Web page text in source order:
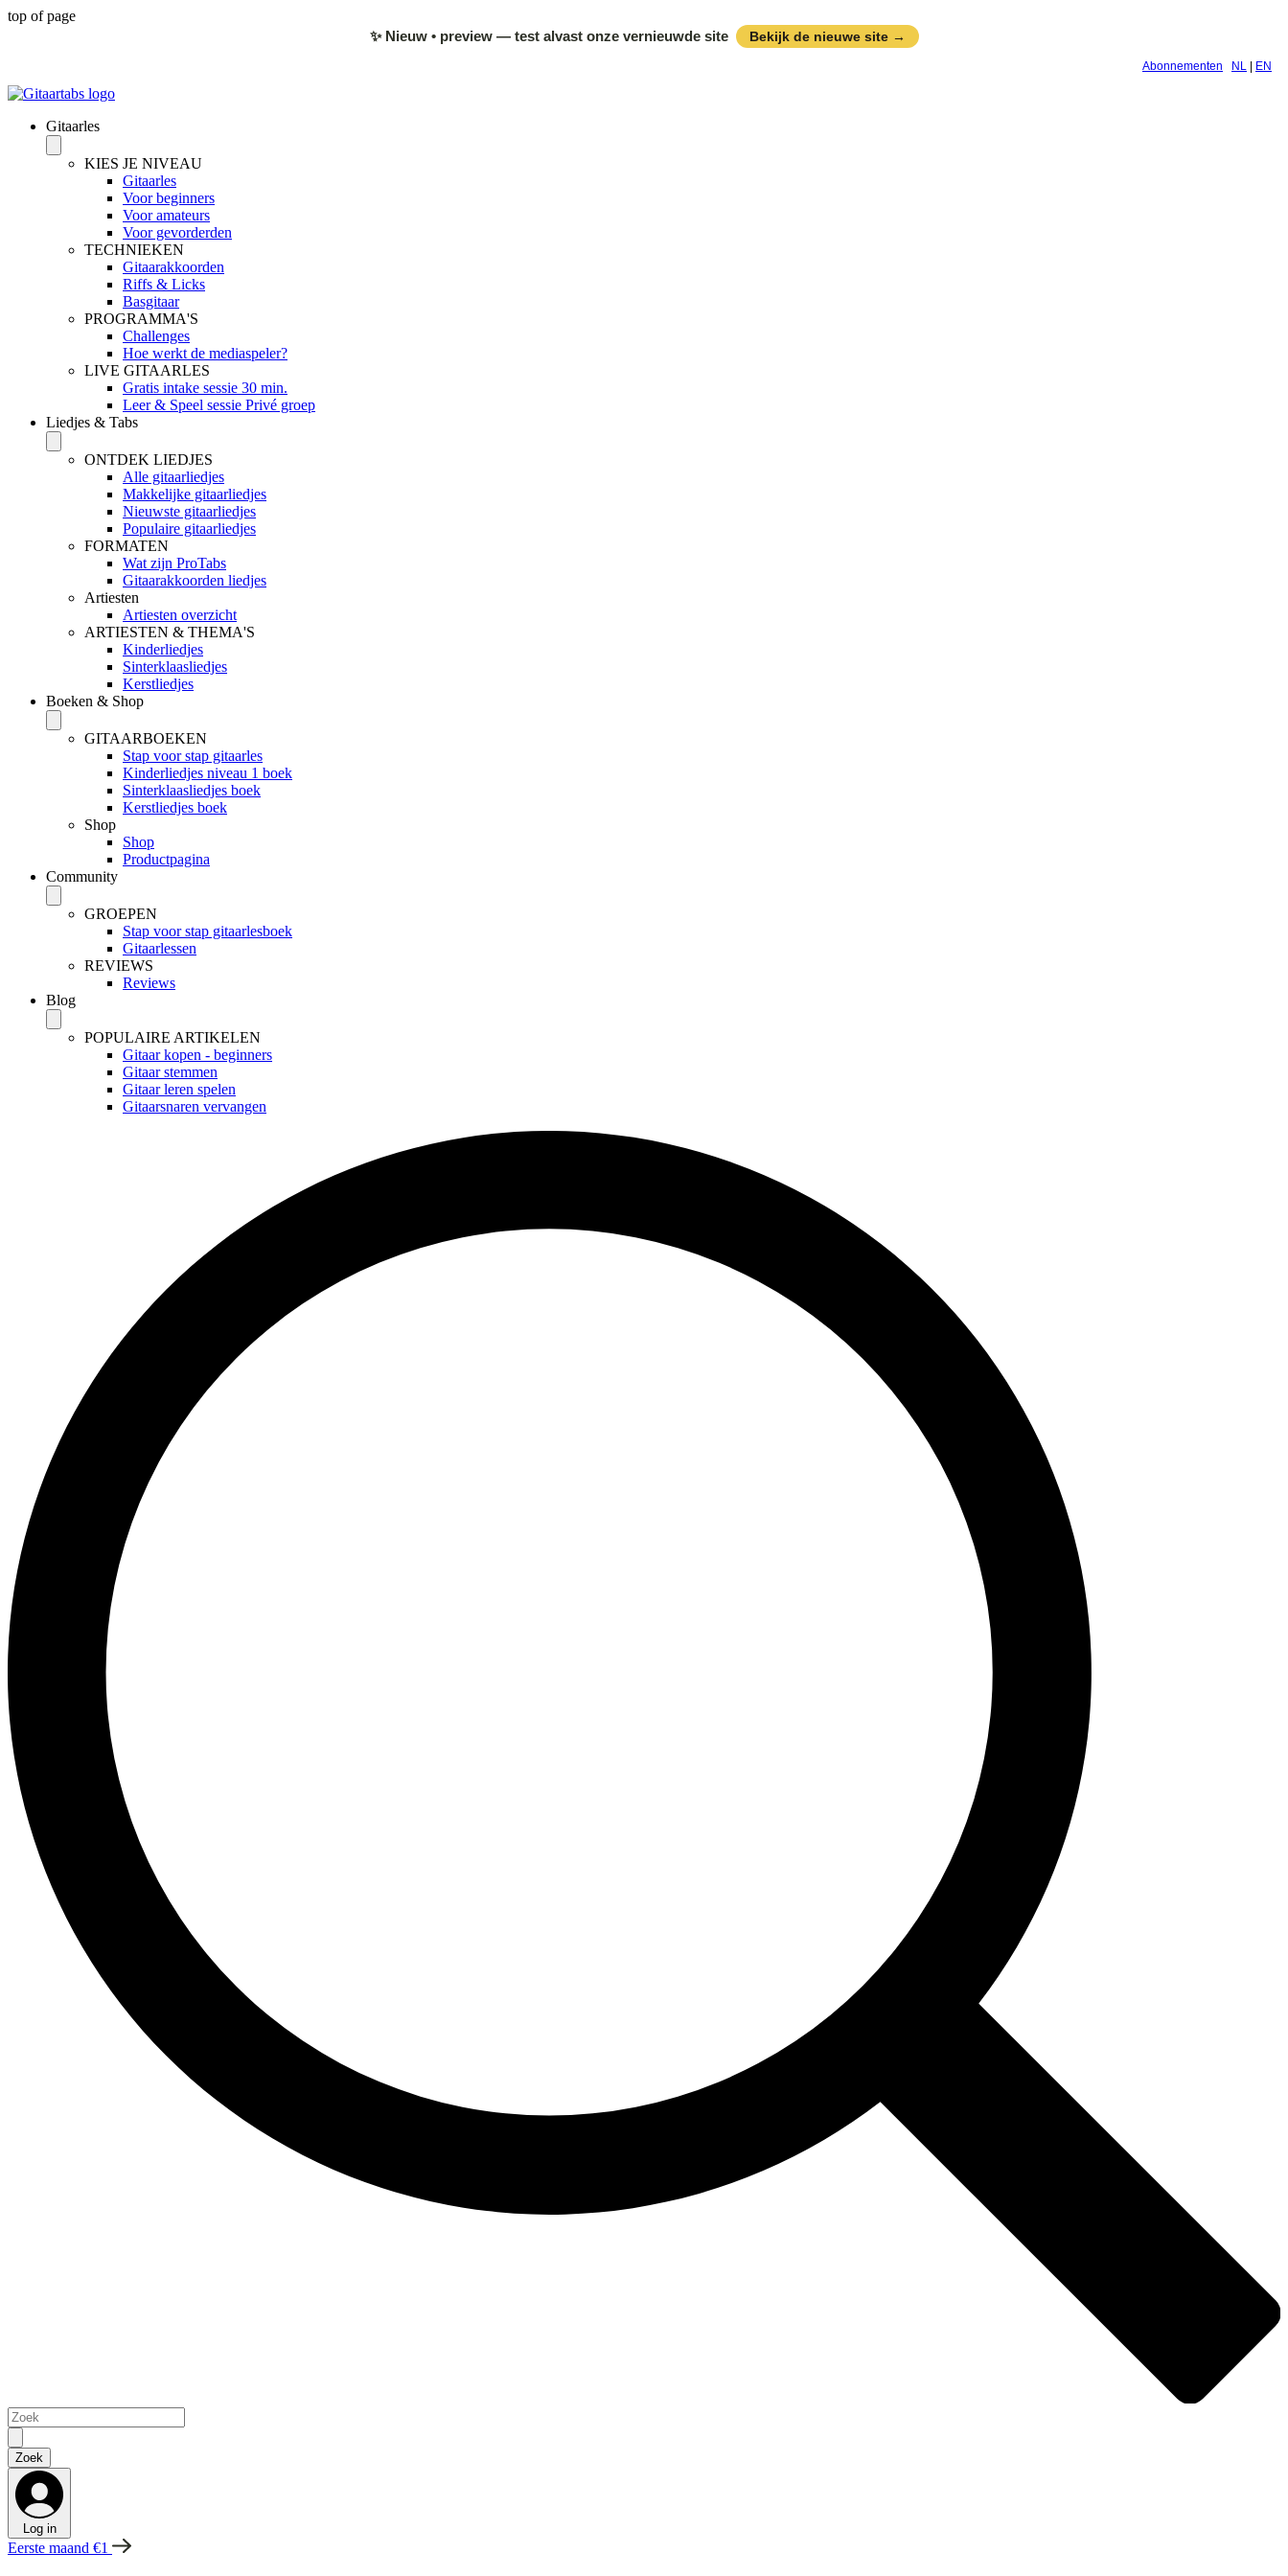
top of page
✨ Nieuw • preview — test alvast onze vernieuwde site
Bekijk de nieuwe site →
Abonnementen NL EN
Gitaarles
KIES JE NIVEAU
Gitaarles
Voor beginners
Voor amateurs
Voor gevorderden
TECHNIEKEN
Gitaarakkoorden
Riffs & Licks
Basgitaar
PROGRAMMA'S
Challenges
Hoe werkt de mediaspeler?
LIVE GITAARLES
Gratis intake sessie 30 min.
Leer & Speel sessie Privé groep
Liedjes & Tabs
ONTDEK LIEDJES
Alle gitaarliedjes
Makkelijke gitaarliedjes
Nieuwste gitaarliedjes
Populaire gitaarliedjes
FORMATEN
Wat zijn ProTabs
Gitaarakkoorden liedjes
Artiesten
Artiesten overzicht
ARTIESTEN & THEMA'S
Kinderliedjes
Sinterklaasliedjes
Kerstliedjes
Boeken & Shop
GITAARBOEKEN
Stap voor stap gitaarles
Kinderliedjes niveau 1 boek
Sinterklaasliedjes boek
Kerstliedjes boek
Shop
Shop
Productpagina
Community
GROEPEN
Stap voor stap gitaarlesboek
Gitaarlessen
REVIEWS
Reviews
Blog
POPULAIRE ARTIKELEN
Gitaar kopen - beginners
Gitaar stemmen
Gitaar leren spelen
Gitaarsnaren vervangen
Log in
Eerste maand €1